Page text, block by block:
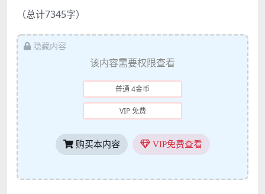
（总计7345字）
隐藏内容
该内容需要权限查看
普通 4金币
VIP 免费
购买本内容 VIP免费查看